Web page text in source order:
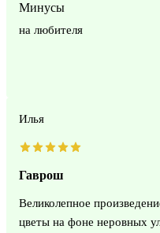
Минусы
на любителя
Илья
Гаврош
Великолепное
цветы на фоне неровных